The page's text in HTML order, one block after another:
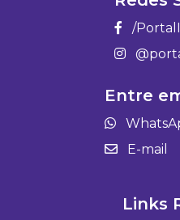
/
Entre
E-mail
Links